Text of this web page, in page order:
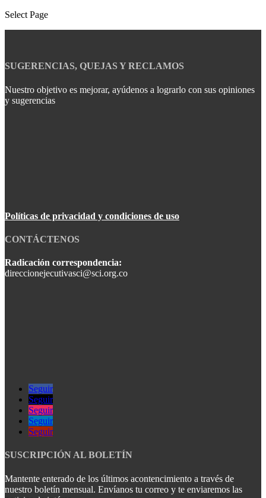
Select Page
SUGERENCIAS, QUEJAS Y RECLAMOS
Nuestro objetivo es mejorar, ayúdenos a lograrlo con sus opiniones
y sugerencias
Políticas de privacidad y condiciones de uso
CONTÁCTENOS
Radicación correspondencia:
direccionejecutivasci@sci.org.co
Seguir
Seguir
Seguir
Seguir
Seguir
SUSCRIPCIÓN AL BOLETÍN
Mantente enterado de los últimos acontencimiento a través de
nuestro boletín mensual. Envíanos tu correo y te enviaremos las